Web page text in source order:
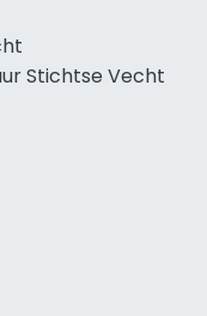
Stichtse Vecht